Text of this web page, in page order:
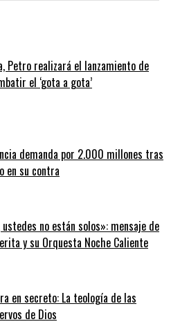
Petro realizará el lanzamiento de
el ‘gota a gota’
demanda por 2.000 millones tras
en su contra
ustedes no están solos»: mensaje de
y su Orquesta Noche Caliente
en secreto: La teología de las
de Dios